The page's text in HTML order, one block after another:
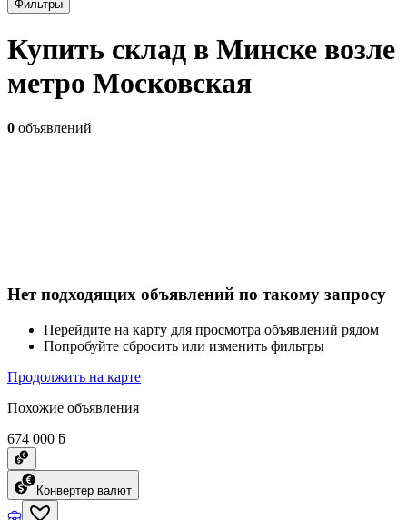
Фильтры
Купить склад в Минске возле
метро Московская
0 объявлений
Нет подходящих объявлений по такому запросу
Перейдите на карту для просмотра объявлений рядом
Попробуйте сбросить или изменить фильтры
Продолжить на карте
Похожие объявления
674 000 ƃ
Конвертер валют